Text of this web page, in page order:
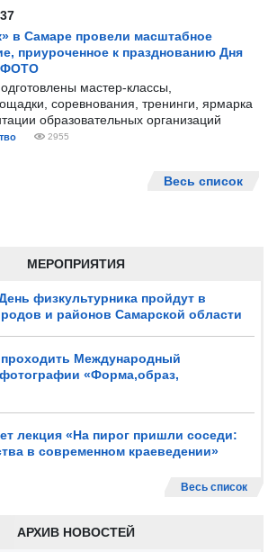
МЕРОПРИЯТИЯ
физкультурника пройдут в
и районов Самарской области
Международный
«Форма,образ,
лекция «На пирог пришли соседи:
в современном краеведении»
Весь список
АРХИВ НОВОСТЕЙ
в Самаре провели масштабное
приуроченное к празднованию Дня
ФОТО
мастер-классы,
соревнования, тренинги, ярмарка
образовательных организаций
2955
Весь список